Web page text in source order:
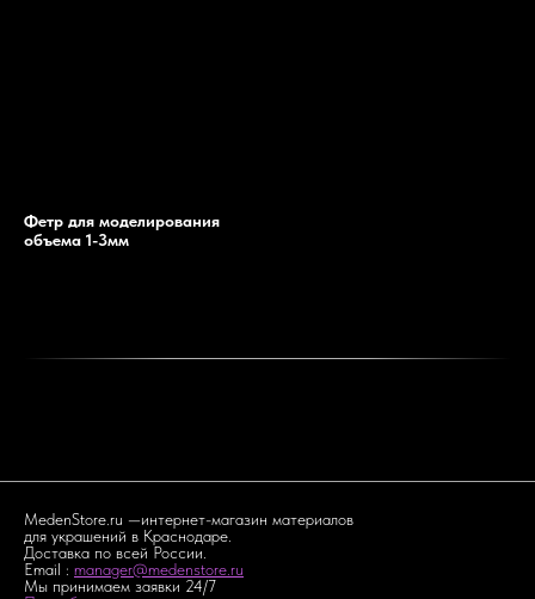
Фетр для моделирования
объема 1-3мм
MedenStore.ru —интернет-магазин материалов
для украшений в Краснодаре.
Доставка по всей России.
Email : manager@medenstore.ru
Мы принимаем заявки 24/7